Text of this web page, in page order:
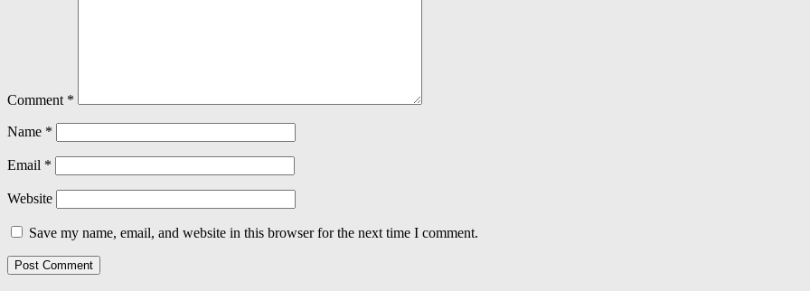
Comment *
Name *
Email *
Website
Save my name, email, and website in this browser for the next time I comment.